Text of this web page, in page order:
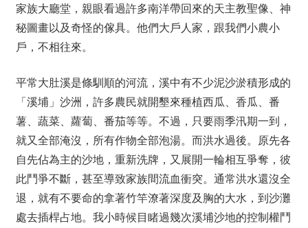
家族大廳堂，親眼看過許多南洋帶回來的天主教聖像、神
秘圖畫以及奇怪的傢具。他們大戶人家，跟我們小農小
戶，不相往來。
平常大肚溪是條馴順的河流，溪中有不少泥沙淤積形成的
「溪埔」沙洲，許多農民就開墾來種植西瓜、香瓜、番
薯、蔬菜、蘿蔔、番茄等等。不過，只要雨季汛期一到，
就又全部淹沒，所有作物全部泡湯。而洪水過後。原先各
自先佔為主的沙地，重新洗牌，又展開一輪相互爭奪，彼
此鬥爭不斷，甚至導致家族間流血衝突。通常洪水還沒全
退，就有不要命的拿著竹竿潦著深度及胸的大水，到沙灘
處去插桿占地。我小時候目睹過幾次溪埔沙地的控制權鬥